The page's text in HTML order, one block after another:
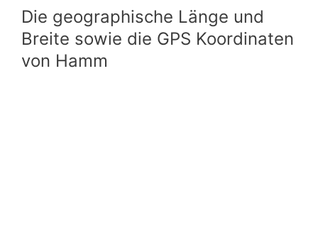
Die geographische Länge und
Breite sowie die GPS Koordinaten
von Hamm